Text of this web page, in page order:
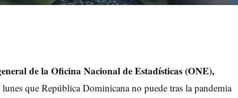
de la Oficina Nacional de Estadísticas (ONE),
lunes que República Dominicana no puede tras la pandemia